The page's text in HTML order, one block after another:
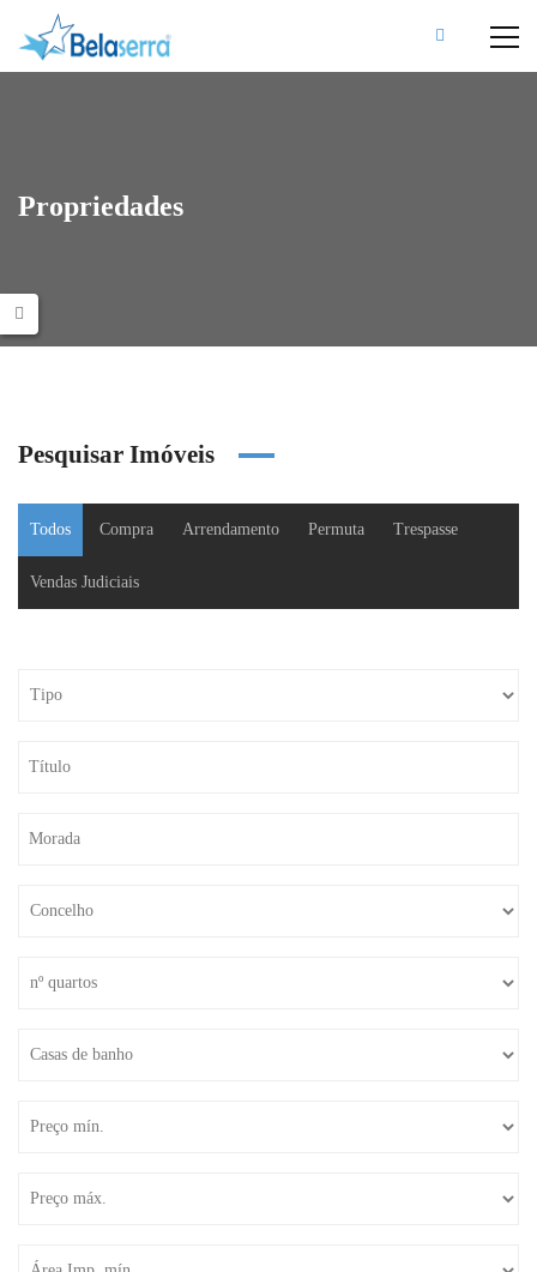
Propriedades
Pesquisar Imóveis
Todos Compra Arrendamento Permuta Trespasse
Vendas Judiciais